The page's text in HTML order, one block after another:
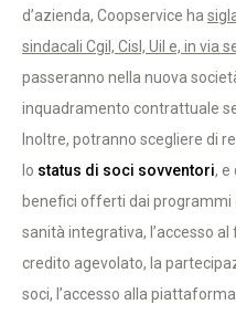
d’azienda, Coopservice ha
sindacali Cgil, Cisl, Uil e, in via
passeranno nella nuova
inquadramento contrattuale
Inoltre, potranno scegliere di
lo status di soci sovventori, e
benefici offerti dai
sanità integrativa, l’accesso al
credito agevolato, la
soci, l’accesso alla